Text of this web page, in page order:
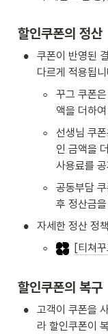
할인쿠폰의 정산
•
쿠폰이 반영된
다르게 적용됩
◦
꾸그 쿠폰
액을 더하
◦
선생님 쿠
인 금액을
사용료를
◦
공동부담
후 정산금
• 자세한 정산 정
◦ [티쳐
할인쿠폰의 복구
•
고객이 쿠폰을
라 할인쿠폰이